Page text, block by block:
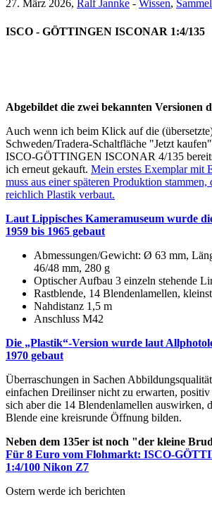
27. März 2026, Ralf Jannke - Wissen,
ISCO - GÖTTINGEN ISCONAR 1:4/135
Abgebildet die zwei bekannten Versionen
Auch wenn ich beim Klick auf die
Schweden/Tradera-Schaltfläche "Jetzt
ISCO-GÖTTINGEN ISCONAR 4/135
ich erneut gekauft. Mein erstes Exemplar mit
muss aus einer späteren Produktion
reichlich Plastik verbaut.
Laut Lippisches Kameramuseum wurde
1959 bis 1965 gebaut
Abmessungen/Gewicht: Ø 63 mm,
46/48 mm, 280 g
Optischer Aufbau 3 einzeln stehende
Rastblende, 14 Blendenlamellen,
Nahdistanz 1,5 m
Anschluss M42
Die „Plastik“-Version wurde laut
1970 gebaut
Überraschungen in Sachen
einfachen Dreilinser nicht zu erwarten,
sich aber die 14 Blendenlamellen auswirken,
Blende eine kreisrunde Öffnung bilden.
Neben dem 135er ist noch "der kleine
Für 8 Euro vom Flohmarkt: ISCO-
1:4/100 Nikon Z7
Ostern werde ich berichten